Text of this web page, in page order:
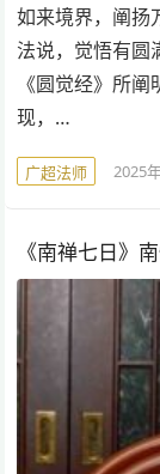
如来境界，阐扬
法说，觉悟有圆
《圆觉经》所
现，…
广超法师 2025
《南禅七日》